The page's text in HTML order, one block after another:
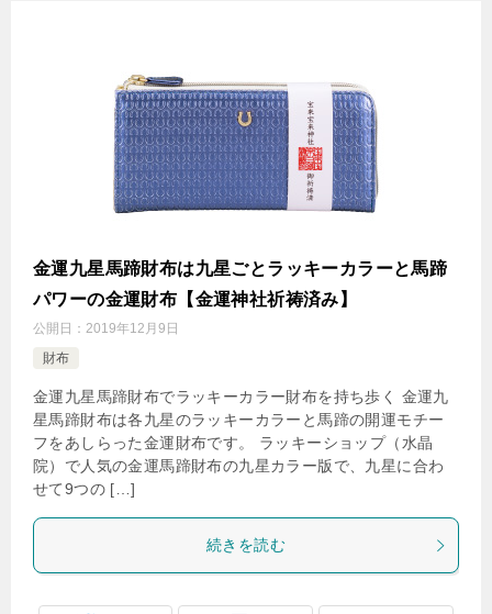
金運九星馬蹄財布は九星ごとラッキーカラーと馬蹄
パワーの金運財布【金運神社祈祷済み】
公開日： 2019年12月9日
財布
金運九星馬蹄財布でラッキーカラー財布を持ち歩く 金運九
星馬蹄財布は各九星のラッキーカラーと馬蹄の開運モチー
フをあしらった金運財布です。 ラッキーショップ（水晶
院）で人気の金運馬蹄財布の九星カラー版で、九星に合わ
せて9つの […]
続きを読む